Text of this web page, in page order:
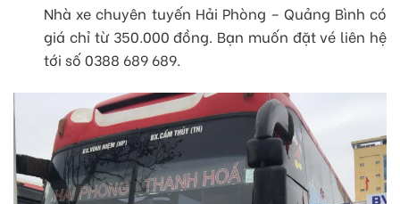
Nhà xe chuyên tuyến Hải Phòng – Quảng Bình có
giá chỉ từ 350.000 đồng. Bạn muốn đặt vé liên hệ
tới số 0388 689 689.